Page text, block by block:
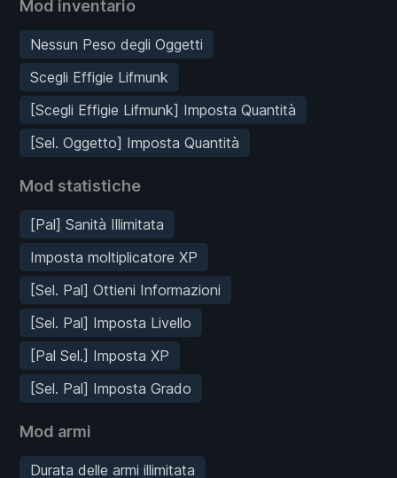
Mod inventario
Nessun Peso degli Oggetti
Scegli Effigie Lifmunk
[Scegli Effigie Lifmunk] Imposta Quantità
[Sel. Oggetto] Imposta Quantità
Mod statistiche
[Pal] Sanità Illimitata
Imposta moltiplicatore XP
[Sel. Pal] Ottieni Informazioni
[Sel. Pal] Imposta Livello
[Pal Sel.] Imposta XP
[Sel. Pal] Imposta Grado
Mod armi
Durata delle armi illimitata